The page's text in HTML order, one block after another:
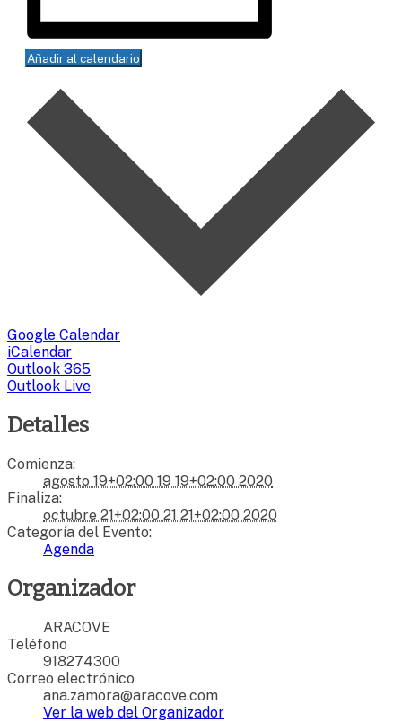
Añadir al calendario
Google Calendar
iCalendar
Outlook 365
Outlook Live
Detalles
Comienza:
agosto 19+02:00 19 19+02:00 2020
Finaliza:
octubre 21+02:00 21 21+02:00 2020
Categoría del Evento:
Agenda
Organizador
ARACOVE
Teléfono
918274300
Correo electrónico
ana.zamora@aracove.com
Ver la web del Organizador